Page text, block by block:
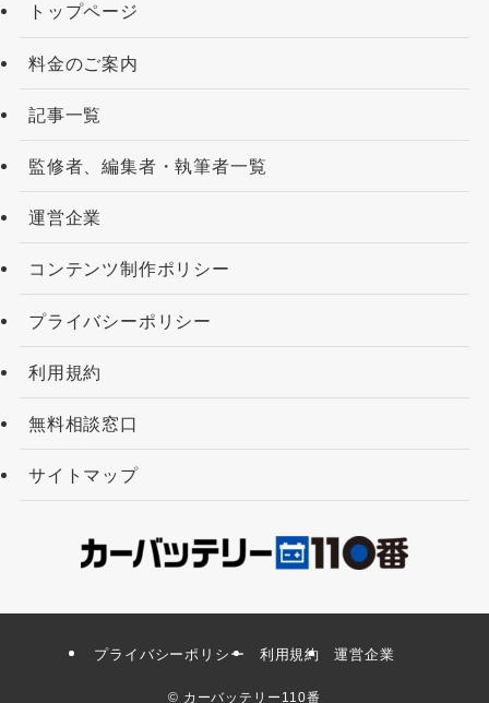
トップページ
料金のご案内
記事一覧
監修者、編集者・執筆者一覧
運営企業
コンテンツ制作ポリシー
プライバシーポリシー
利用規約
無料相談窓口
サイトマップ
プライバシーポリシー 利用規約 運営企業
© カーバッテリー110番